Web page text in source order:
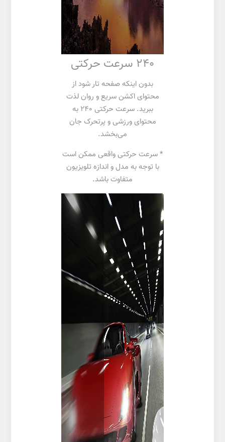
240 سرعت حرکتی
بدون اینکه صفحه تار شود از
محتوای اکشن سریع و روان لذت
ببرید. سرعت حرکتی 240 به
محتوای ورزشی و پرتحرک جان
می‌بخشد.
* سرعت حرکتی واقعی ممکن است
با توجه به مدل و اندازه تلویزیون
متفاوت باشد.